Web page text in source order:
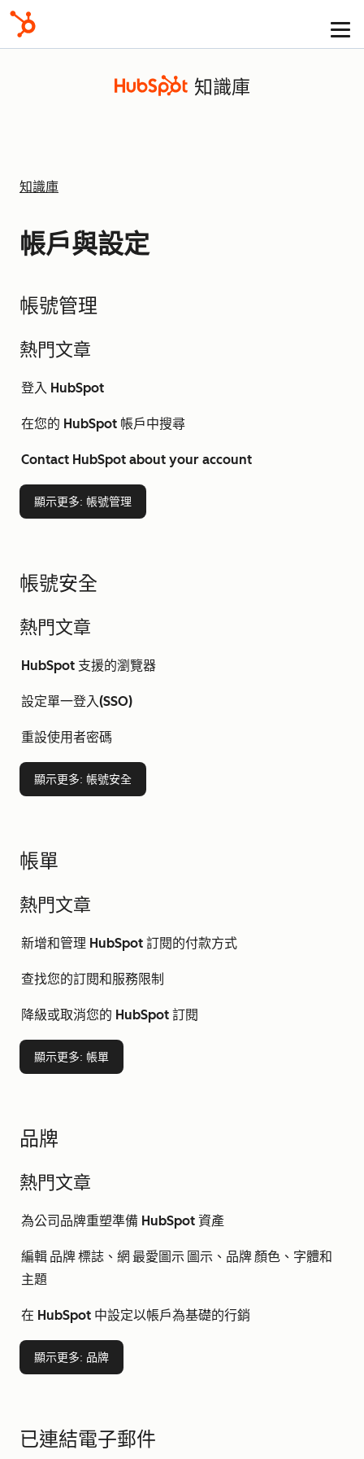
知識庫
知識庫
帳戶與設定
帳號管理
熱門文章
登入 HubSpot
在您的 HubSpot 帳戶中搜尋
Contact HubSpot about your account
顯示更多: 帳號管理
帳號安全
熱門文章
HubSpot 支援的瀏覽器
設定單一登入(SSO)
重設使用者密碼
顯示更多: 帳號安全
帳單
熱門文章
新增和管理 HubSpot 訂閱的付款方式
查找您的訂閱和服務限制
降級或取消您的 HubSpot 訂閱
顯示更多: 帳單
品牌
熱門文章
為公司品牌重塑準備 HubSpot 資產
編輯 品牌 標誌、網 最愛圖示 圖示、品牌 顏色、字體和
主題
在 HubSpot 中設定以帳戶為基礎的行銷
顯示更多: 品牌
已連結電子郵件